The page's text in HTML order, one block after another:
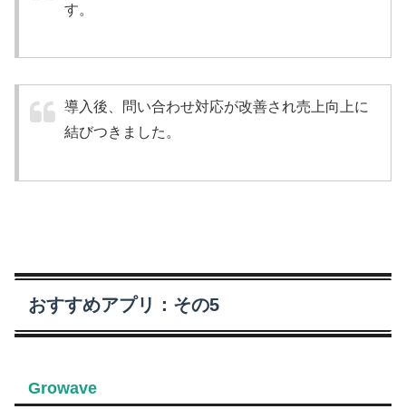
す。
導入後、問い合わせ対応が改善され売上向上に
結びつきました。
おすすめアプリ：その5
Growave